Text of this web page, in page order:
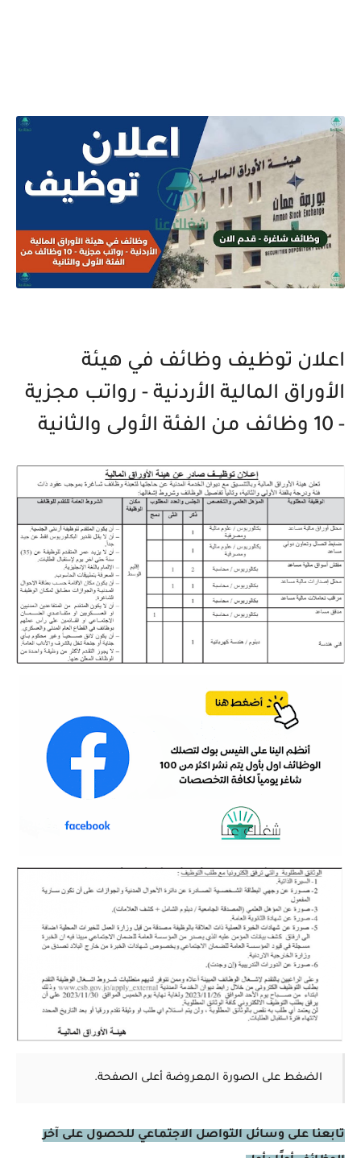
اعلان توظيف وظائف في هيئة
الأوراق المالية الأردنية - رواتب مجزية
- 10 وظائف من الفئة الأولى والثانية
الضغط على الصورة المعروضة أعلى الصفحة.
تابعنا على وسائل التواصل الاجتماعي للحصول على آخر